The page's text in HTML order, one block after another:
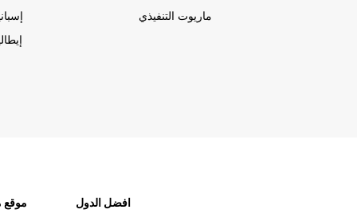
ماريوت التنفيذي
موقع
افضل الدول